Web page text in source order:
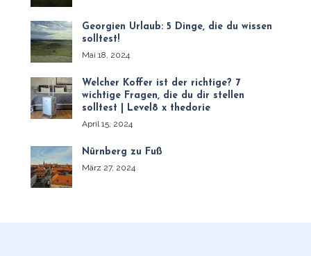
Georgien Urlaub: 5 Dinge, die du wissen
solltest!
Mai 18, 2024
Welcher Koffer ist der richtige? 7
wichtige Fragen, die du dir stellen
solltest | Level8 x thedorie
April 15, 2024
Nürnberg zu Fuß
März 27, 2024